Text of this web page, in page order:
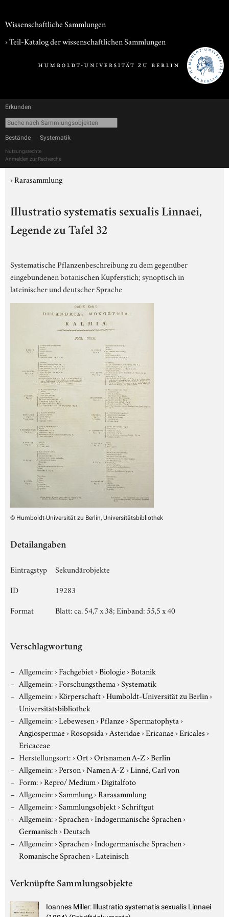
Wissenschaftliche Sammlungen
› Teil-Katalog der wissenschaftlichen Sammlungen
Erkunden
Bestände Systematik
Nutzungsrechte
Anmelden zur Recherche
›Rarasammlung
Illustratio systematis sexualis Linnaei,
Legende zu Tafel 32
Systematische Pflanzenbeschreibung zu dem gegenüber
eingebundenen botanischen Kupferstich; synoptisch in
lateinischer und deutscher Sprache
© Humboldt-Universität zu Berlin, Universitätsbibliothek
Detailangaben
Eintragstyp
Sekundärobjekte
ID
19283
Format
Blatt: ca. 54,7 x 38; Einband: 55,5 x 40
Verschlagwortung
Allgemein:›Fachgebiet›Biologie›Botanik
Allgemein:›Forschungsthema›Systematik
Allgemein:›Körperschaft›Humboldt-Universität zu Berlin›
Universitätsbibliothek
Allgemein:›Lebewesen›Pflanze›Spermatophyta›
Angiospermae›Rosopsida›Asteridae›Ericanae›Ericales›
Ericaceae
Herstellungsort:›Ort›Ortsnamen A-Z›Berlin
Allgemein:›Person›Namen A-Z›Linné, Carl von
Form:›Repro/ Medium›Digitalfoto
Allgemein:›Sammlung›Rarasammlung
Allgemein:›Sammlungsobjekt›Schriftgut
Allgemein:›Sprachen›Indogermanische Sprachen›
Germanisch›Deutsch
Allgemein:›Sprachen›Indogermanische Sprachen›
Romanische Sprachen›Lateinisch
Verknüpfte Sammlungsobjekte
Ioannes Miller: Illustratio systematis sexualis Linnaei